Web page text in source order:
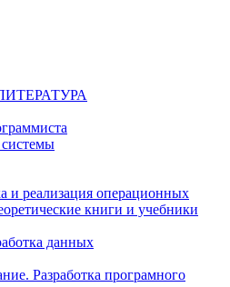
и реализация операционных
книги и учебники
данных
Разработка програмного